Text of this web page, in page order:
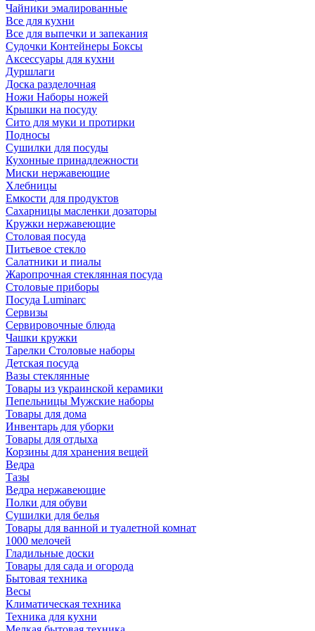
Чайники эмалированные
Все для кухни
Все для выпечки и запекания
Судочки Контейнеры Боксы
Аксессуары для кухни
Дуршлаги
Доска разделочная
Ножи Наборы ножей
Крышки на посуду
Сито для муки и протирки
Подносы
Сушилки для посуды
Кухонные принадлежности
Миски нержавеющие
Хлебницы
Емкости для продуктов
Сахарницы масленки дозаторы
Кружки нержавеющие
Столовая посуда
Питьевое стекло
Салатники и пиалы
Жаропрочная стеклянная посуда
Столовые приборы
Посуда Luminarс
Сервизы
Сервировочные блюда
Чашки кружки
Тарелки Столовые наборы
Детская посуда
Вазы стеклянные
Товары из украинской керамики
Пепельницы Мужские наборы
Товары для дома
Инвентарь для уборки
Товары для отдыха
Корзины для хранения вещей
Ведра
Тазы
Ведра нержавеющие
Полки для обуви
Сушилки для белья
Товары для ванной и туалетной комнат
1000 мелочей
Гладильные доски
Товары для сада и огорода
Бытовая техника
Весы
Климатическая техника
Техника для кухни